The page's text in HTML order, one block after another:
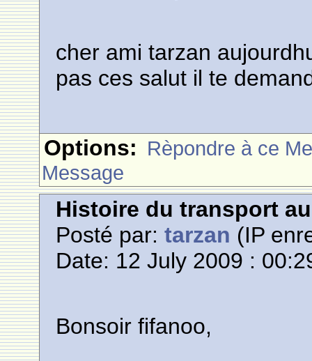
cher ami tarzan
pas ces salut il te
Options: Rèpondre à ce
Message
Histoire du transport
Posté par:tarzan (IP
Date: 12 July 2009 :
Bonsoir fifanoo,